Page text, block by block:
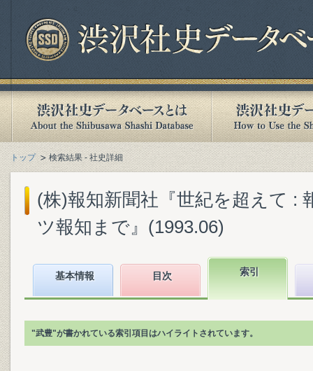
トップ 検索結果 - 社史詳細
(株)報知新聞社『世紀を超えて :
ツ報知まで』(1993.06)
基本情報 目次 索引
"武豊"が書かれている索引項目はハイライトされています。